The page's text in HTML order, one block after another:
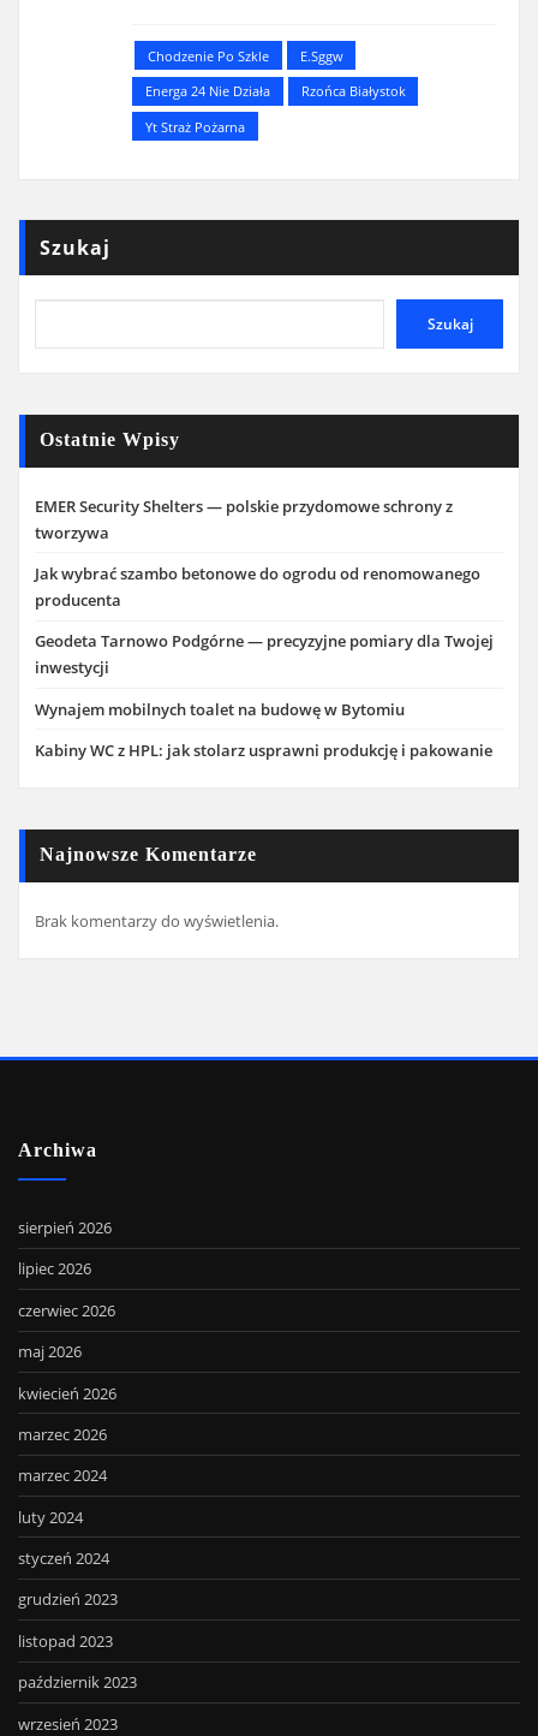
Chodzenie Po Szkle
E.sggw
Energa 24 Nie Działa
Rzońca Białystok
Yt Straż Pożarna
Szukaj
Szukaj
Ostatnie Wpisy
EMER Security Shelters — polskie przydomowe schrony z
tworzywa
Jak wybrać szambo betonowe do ogrodu od renomowanego
producenta
Geodeta Tarnowo Podgórne — precyzyjne pomiary dla Twojej
inwestycji
Wynajem mobilnych toalet na budowę w Bytomiu
Kabiny WC z HPL: jak stolarz usprawni produkcję i pakowanie
Najnowsze Komentarze
Brak komentarzy do wyświetlenia.
Archiwa
sierpień 2026
lipiec 2026
czerwiec 2026
maj 2026
kwiecień 2026
marzec 2026
marzec 2024
luty 2024
styczeń 2024
grudzień 2023
listopad 2023
październik 2023
wrzesień 2023